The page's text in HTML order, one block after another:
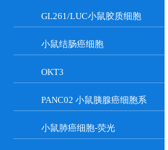
GL261/LUC小鼠胶质细胞
小鼠结肠癌细胞
OKT3
PANC02 小鼠胰腺癌细胞系
小鼠肺癌细胞-荧光